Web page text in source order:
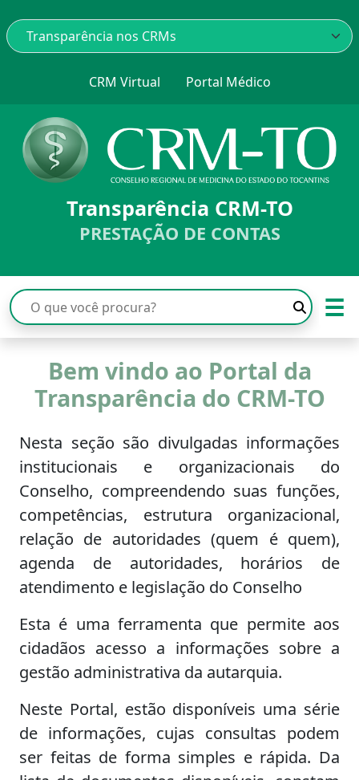
CRM Virtual Portal Médico
Transparência CRM-TO
PRESTAÇÃO DE CONTAS
☰
Bem vindo ao Portal da
Transparência do CRM-TO
Nesta seção são divulgadas informações
institucionais e organizacionais do
Conselho, compreendendo suas funções,
competências, estrutura organizacional,
relação de autoridades (quem é quem),
agenda de autoridades, horários de
atendimento e legislação do Conselho
Esta é uma ferramenta que permite aos
cidadãos acesso a informações sobre a
gestão administrativa da autarquia.
Neste Portal, estão disponíveis uma série
de informações, cujas consultas podem
ser feitas de forma simples e rápida. Da